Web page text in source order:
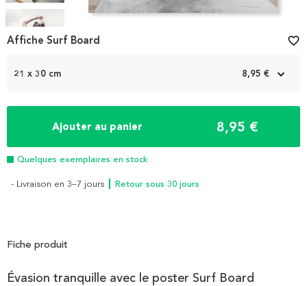
1
21 x 30 cm 8,95 €
Ajouter au panier 8,95 €
Quelques exemplaires en stock
- Livraison en 3–7 jours ┃ Retour sous 30 jours
Affiche Surf Board favorite_border
Fiche produit
Évasion tranquille avec le poster Surf Board